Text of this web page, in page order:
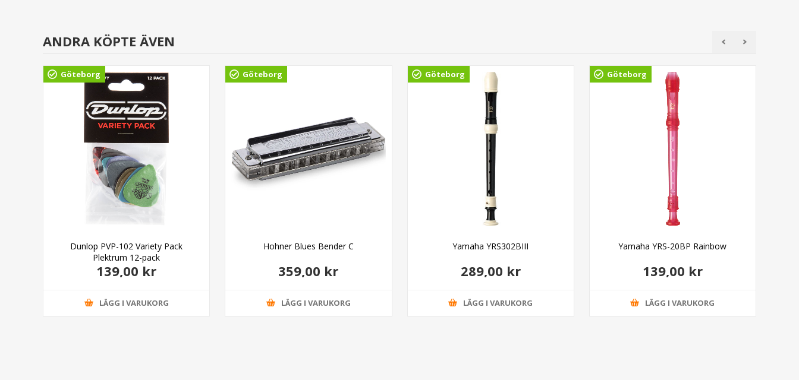
ANDRA KÖPTE ÄVEN
Göteborg
Dunlop PVP-102 Variety Pack
Plektrum 12-pack
139,00 kr
LÄGG I VARUKORG
Göteborg
Hohner Blues Bender C
359,00 kr
LÄGG I VARUKORG
Göteborg
Yamaha YRS302BIII
289,00 kr
LÄGG I VARUKORG
Göteborg
Yamaha YRS-20BP Rainbow
139,00 kr
LÄGG I VARUKORG